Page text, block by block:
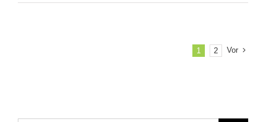
lebendig
Webinar
durch
1 2 Vor